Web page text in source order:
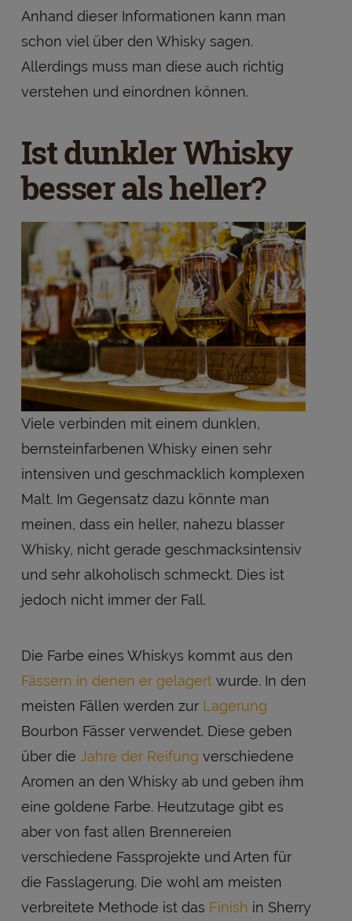
Anhand dieser Informationen kann man
schon viel über den Whisky sagen.
Allerdings muss man diese auch richtig
verstehen und einordnen können.
Ist dunkler Whisky
besser als heller?
Viele verbinden mit einem dunklen,
bernsteinfarbenen Whisky einen sehr
intensiven und geschmacklich komplexen
Malt. Im Gegensatz dazu könnte man
meinen, dass ein heller, nahezu blasser
Whisky, nicht gerade geschmacksintensiv
und sehr alkoholisch schmeckt. Dies ist
jedoch nicht immer der Fall.
Die Farbe eines Whiskys kommt aus den
Fässern in denen er gelagertwurde. In den
meisten Fällen werden zur Lagerung
Bourbon Fässer verwendet. Diese geben
über die Jahre der Reifung verschiedene
Aromen an den Whisky ab und geben ihm
eine goldene Farbe. Heutzutage gibt es
aber von fast allen Brennereien
verschiedene Fassprojekte und Arten für
die Fasslagerung. Die wohl am meisten
verbreitete Methode ist das Finish in Sherry